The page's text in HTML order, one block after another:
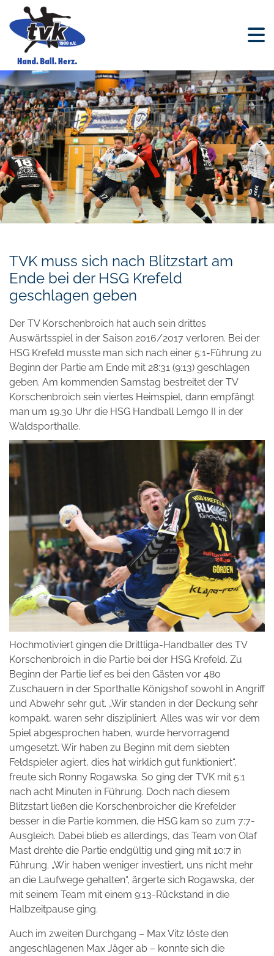
TVK muss sich nach Blitzstart am
Ende bei der HSG Krefeld
geschlagen geben
Der TV Korschenbroich hat auch sein drittes
Auswärtsspiel in der Saison 2016/2017 verloren. Bei der
HSG Krefeld musste man sich nach einer 5:1-Führung zu
Beginn der Partie am Ende mit 28:31 (9:13) geschlagen
geben. Am kommenden Samstag bestreitet der TV
Korschenbroich sein viertes Heimspiel, dann empfängt
man um 19.30 Uhr die HSG Handball Lemgo II in der
Waldsporthalle.
Hochmotiviert gingen die Drittliga-Handballer des TV
Korschenbroich in die Partie bei der HSG Krefeld. Zu
Beginn der Partie lief es bei den Gästen vor 480
Zuschauern in der Sporthalle Königshof sowohl in Angriff
und Abwehr sehr gut. „Wir standen in der Deckung sehr
kompakt, waren sehr diszipliniert. Alles was wir vor dem
Spiel abgesprochen haben, wurde hervorragend
umgesetzt. Wir haben zu Beginn mit dem siebten
Feldspieler agiert, dies hat wirklich gut funktioniert“,
freute sich Ronny Rogawska. So ging der TVK mit 5:1
nach acht Minuten in Führung. Doch nach diesem
Blitzstart ließen die Korschenbroicher die Krefelder
besser in die Partie kommen, die HSG kam so zum 7:7-
Ausgleich. Dabei blieb es allerdings, das Team von Olaf
Mast drehte die Partie endgültig und ging mit 10:7 in
Führung. „Wir haben weniger investiert, uns nicht mehr
an die Laufwege gehalten“, ärgerte sich Rogawska, der
mit seinem Team mit einem 9:13-Rückstand in die
Halbzeitpause ging.
Auch im zweiten Durchgang – Max Vitz löste den
angeschlagenen Max Jäger ab – konnte sich die